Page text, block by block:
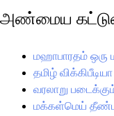
அண்மைய
மஹாபாரதம் ஒரு
தமிழ்
வரலாறு
மக்கள்மெய்